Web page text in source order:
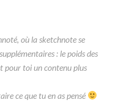
où la sketchnote se
: le poids des
pour toi un contenu plus
ce que tu en as pensé